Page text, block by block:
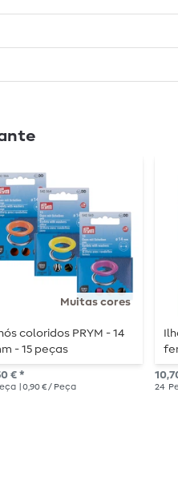
Muitas cores
coloridos PRYM - 14
- 15 peças
€ *
| 0,90 € / Peça 24